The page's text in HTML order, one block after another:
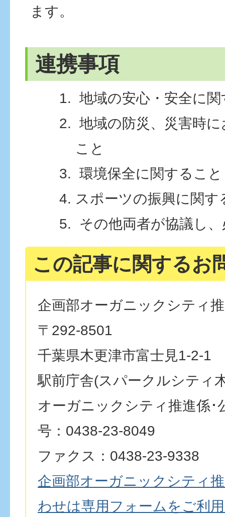
ます。
連携事項
地域の安心・安全に
地域の防災、災害時
こと
環境保全に関すること
スポーツの振興に関す
その他両者が協議し
この記事に関するお
企画部オーガニックシティ
〒292-8501
千葉県木更津市富士見1-2-1
駅前庁舎(スパークルシティ
オーガニックシティ推進係･
号：0438-23-8049
ファクス：0438-23-9338
企画部オーガニックシティ
わせは専用フォームをご利